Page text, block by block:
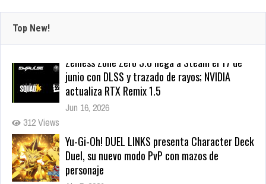
Top New!
Yu-Gi-Oh! DUEL LINKS presenta Character Deck
Duel, su nuevo modo PvP con mazos de
personaje
268 Views
Xbox Game Pass Cierra Abril con Grand Theft
Auto V y Nuevas Incorporaciones